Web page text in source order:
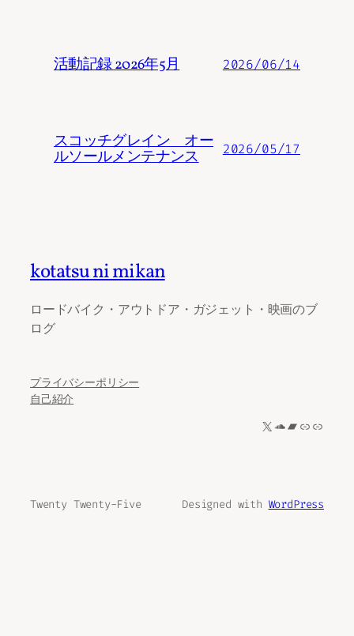
活動記録 2026年5月 2026/06/14
スコッチグレイン オー
ルソールメンテナンス 2026/05/17
kotatsu ni mikan
ロードバイク・アウトドア・ガジェット・映画のブ
ログ
プライバシーポリシー
自己紹介
X SoundCloud
Bandcamp
リンクリンク
Twenty Twenty-Five Designed with WordPress